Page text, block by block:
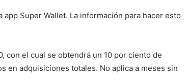
Super Wallet. La información para hacer esto
con el cual se obtendrá un 10 por ciento de
en adquisiciones totales. No aplica a meses sin